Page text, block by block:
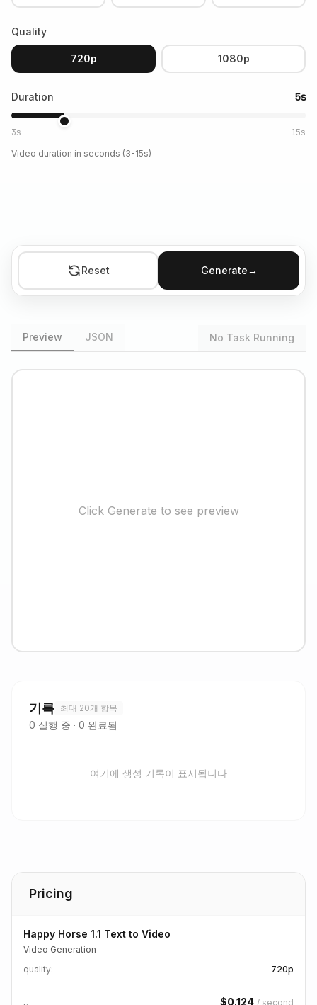
Quality
720p 1080p
Duration 5s
3s 15s
Video duration in seconds (3-15s)
Reset Generate→
Preview JSON No Task Running
Click Generate to see preview
기록 최대 20개 항목
0 실행 중 · 0 완료됨
여기에 생성 기록이 표시됩니다
Pricing
Happy Horse 1.1 Text to Video
Video Generation
quality: 720p
$0.124 / second